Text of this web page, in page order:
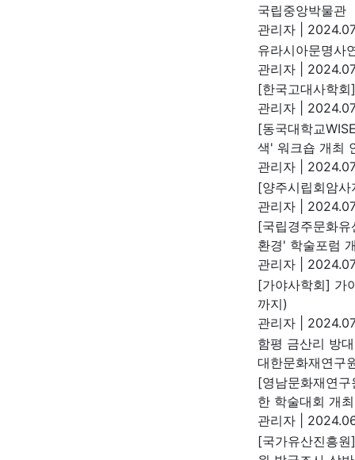
국립중앙박물관
관리자
유라시아문명사
관리자
[한국고대사학
관리자
[동국대학교
색' 워크숍 개최
관리자
[양주시립회암
관리자
[국립경주문화
환경' 학술포럼
관리자
[가야사학회] 가
까지)
관리자
함평 금산리 방
대한문화재연구
[영남문화재연
한 학술대회 개
관리자
[국가유산진흥